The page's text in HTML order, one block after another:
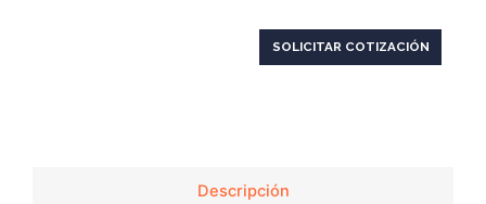
SOLICITAR COTIZACIÓN
Descripción